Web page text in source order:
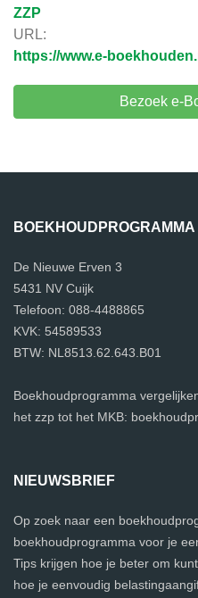
ZZP
URL:
https://www.e-
Bezoek e-
BOEKHOUDPROGRAMMA
De Nieuwe Erven 3
5431 NV Cuijk
Telefoon: 088-4488865
KVK: 54589533
BTW: NL8513.62.643.B01
Boekhoudprogramma
het zzp tot het MKB:
NIEUWSBRIEF
Op zoek naar een
boekhoudprogramma voor je
Tips krijgen hoe je beter om
hoe je eenvoudig